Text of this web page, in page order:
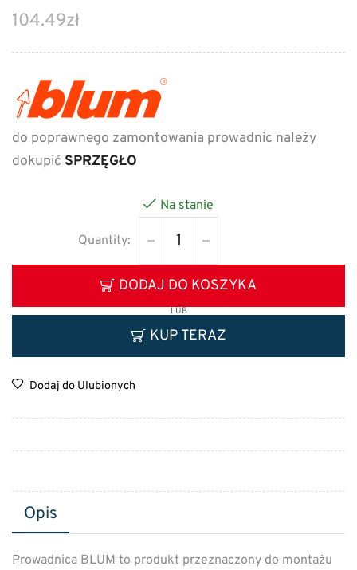
104.49zł
do poprawnego zamontowania prowadnic należy
dokupić SPRZĘGŁO
Na stanie
DODAJ DO KOSZYKA
LUB
KUP TERAZ
Dodaj do Ulubionych
Opis
Prowadnica BLUM to produkt przeznaczony do montażu